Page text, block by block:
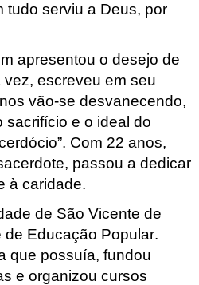
tudo serviu a Deus, por
apresentou o desejo de
escreveu em seu
vão-se desvanecendo,
sacrifício e o ideal do
Com 22 anos,
passou a dedicar
à caridade.
de São Vicente de
Educação Popular.
que possuía, fundou
e organizou cursos